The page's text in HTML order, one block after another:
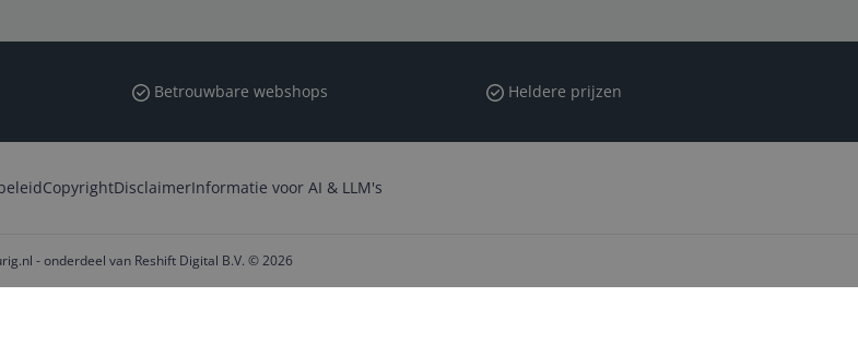
Betrouwbare webshops Heldere prijzen
CopyrightDisclaimerInformatie voor AI & LLM's
- onderdeel van Reshift Digital B.V. © 2026